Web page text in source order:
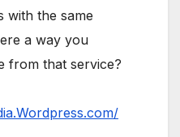
with the same
a way you
from that service?